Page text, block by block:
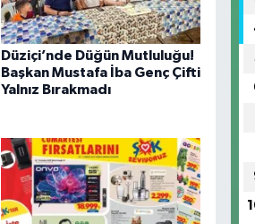
Düziçi’nde Düğün Mutluluğu!
Başkan Mustafa İba Genç Çifti
Yalnız Bırakmadı